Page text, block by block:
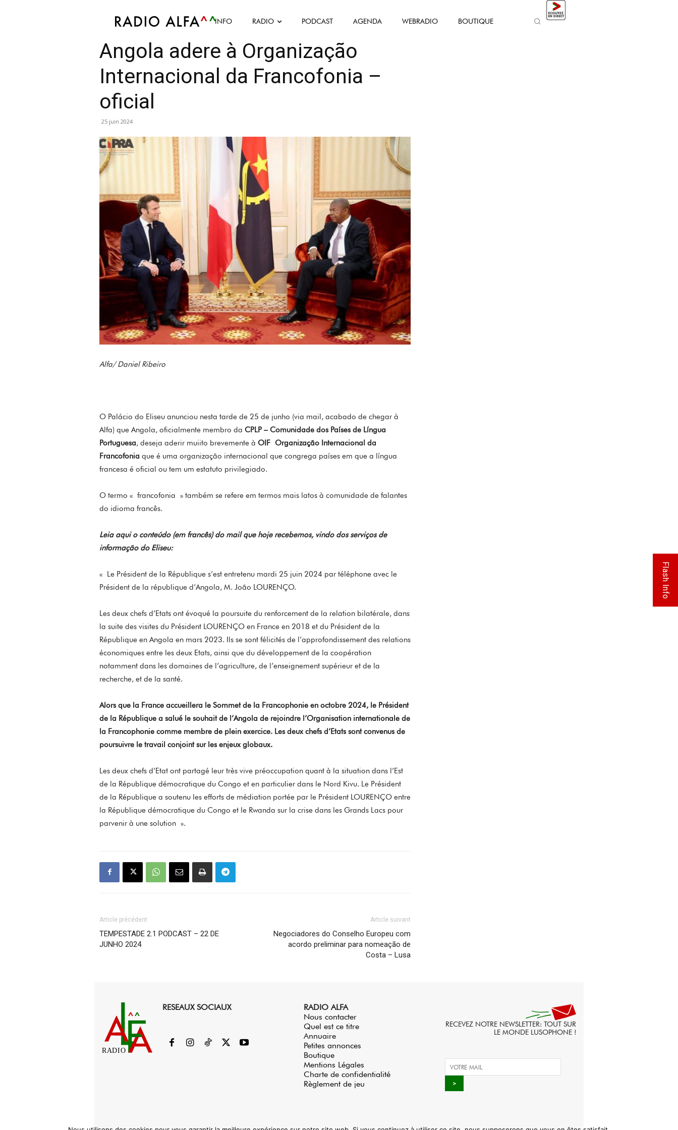
INFO RADIO PODCAST AGENDA WEBRADIO BOUTIQUE
Article Culture Mis en avant
Angola adere à Organização
Internacional da Francofonia –
oficial
25 juin 2024
Alfa/ Daniel Ribeiro
O Palácio do Eliseu anunciou nesta tarde de 25 de junho (via mail, acabado de chegar à
Alfa) que Angola, oficialmente membro da CPLP – Comunidade dos Países de Língua
Portuguesa, deseja aderir muiito brevemente à OIF Organização Internacional da
Francofonia que é uma organização internacional que congrega países em que a língua
francesa é oficial ou tem um estatuto privilegiado.
O termo « francofonia » também se refere em termos mais latos à comunidade de falantes
do idioma francês.
Leia aqui o conteúdo (em francês) do mail que hoje recebemos, vindo dos serviços de
informação do Eliseu:
« Le Président de la République s’est entretenu mardi 25 juin 2024 par téléphone avec le
Président de la république d’Angola, M. João LOURENÇO.
Les deux chefs d’Etats ont évoqué la poursuite du renforcement de la relation bilatérale, dans
la suite des visites du Président LOURENÇO en France en 2018 et du Président de la
République en Angola en mars 2023. Ils se sont félicités de l’approfondissement des relations
économiques entre les deux Etats, ainsi que du développement de la coopération
notamment dans les domaines de l’agriculture, de l’enseignement supérieur et de la
recherche, et de la santé.
Alors que la France accueillera le Sommet de la Francophonie en octobre 2024, le Président
de la République a salué le souhait de l’Angola de rejoindre l’Organisation internationale de
la Francophonie comme membre de plein exercice. Les deux chefs d’Etats sont convenus de
poursuivre le travail conjoint sur les enjeux globaux.
Les deux chefs d’Etat ont partagé leur très vive préoccupation quant à la situation dans l’Est
de la République démocratique du Congo et en particulier dans le Nord Kivu. Le Président
de la République a soutenu les efforts de médiation portée par le Président LOURENÇO entre
la République démocratique du Congo et le Rwanda sur la crise dans les Grands Lacs pour
parvenir à une solution ».
Article précédent
TEMPESTADE 2.1 PODCAST – 22 DE
JUNHO 2024
Article suivant
Negociadores do Conselho Europeu com
acordo preliminar para nomeação de
Costa – Lusa
RADIO
RESEAUX SOCIAUX
RADIO ALFA
Nous contacter
Quel est ce titre
Annuaire
Petites annonces
Boutique
Mentions Légales
Charte de confidentialité
Règlement de jeu
RECEVEZ NOTRE NEWSLETTER: TOUT SUR
LE MONDE LUSOPHONE !
Flash Info